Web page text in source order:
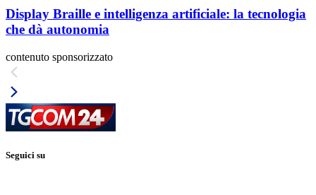
Display Braille e intelligenza artificiale: la tecnologia
che dà autonomia
contenuto sponsorizzato
Seguici su